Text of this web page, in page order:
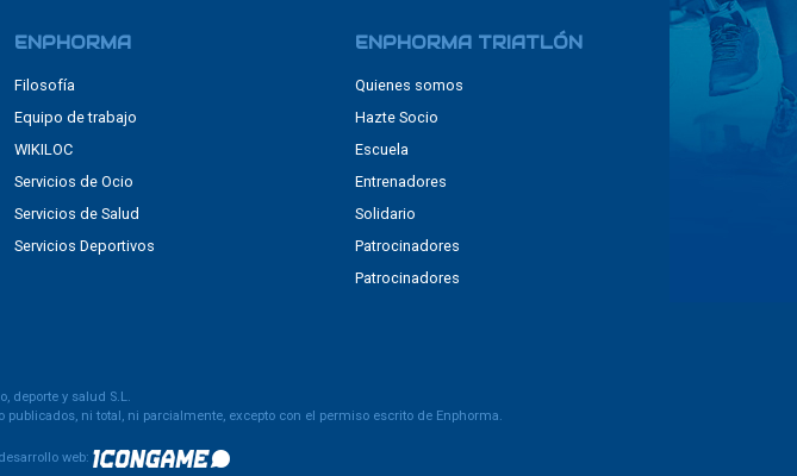
ENPHORMA
Filosofía
Equipo de trabajo
WIKILOC
Servicios de Ocio
Servicios de Salud
Servicios Deportivos
ENPHORMA TRIATLÓN
Quienes somos
Hazte Socio
Escuela
Entrenadores
Solidario
Patrocinadores
Patrocinadores
deporte y salud S.L.
ni total, ni parcialmente, excepto con el permiso escrito de Enphorma.
web: